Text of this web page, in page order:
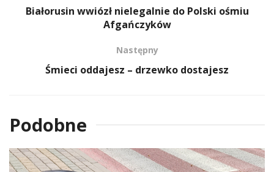
Białorusin wwiózł nielegalnie do Polski ośmiu
Afgańczyków
Następny
Śmieci oddajesz – drzewko dostajesz
Podobne